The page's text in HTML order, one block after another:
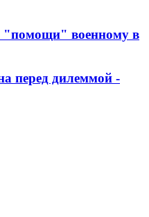
военному в
перед дилеммой -